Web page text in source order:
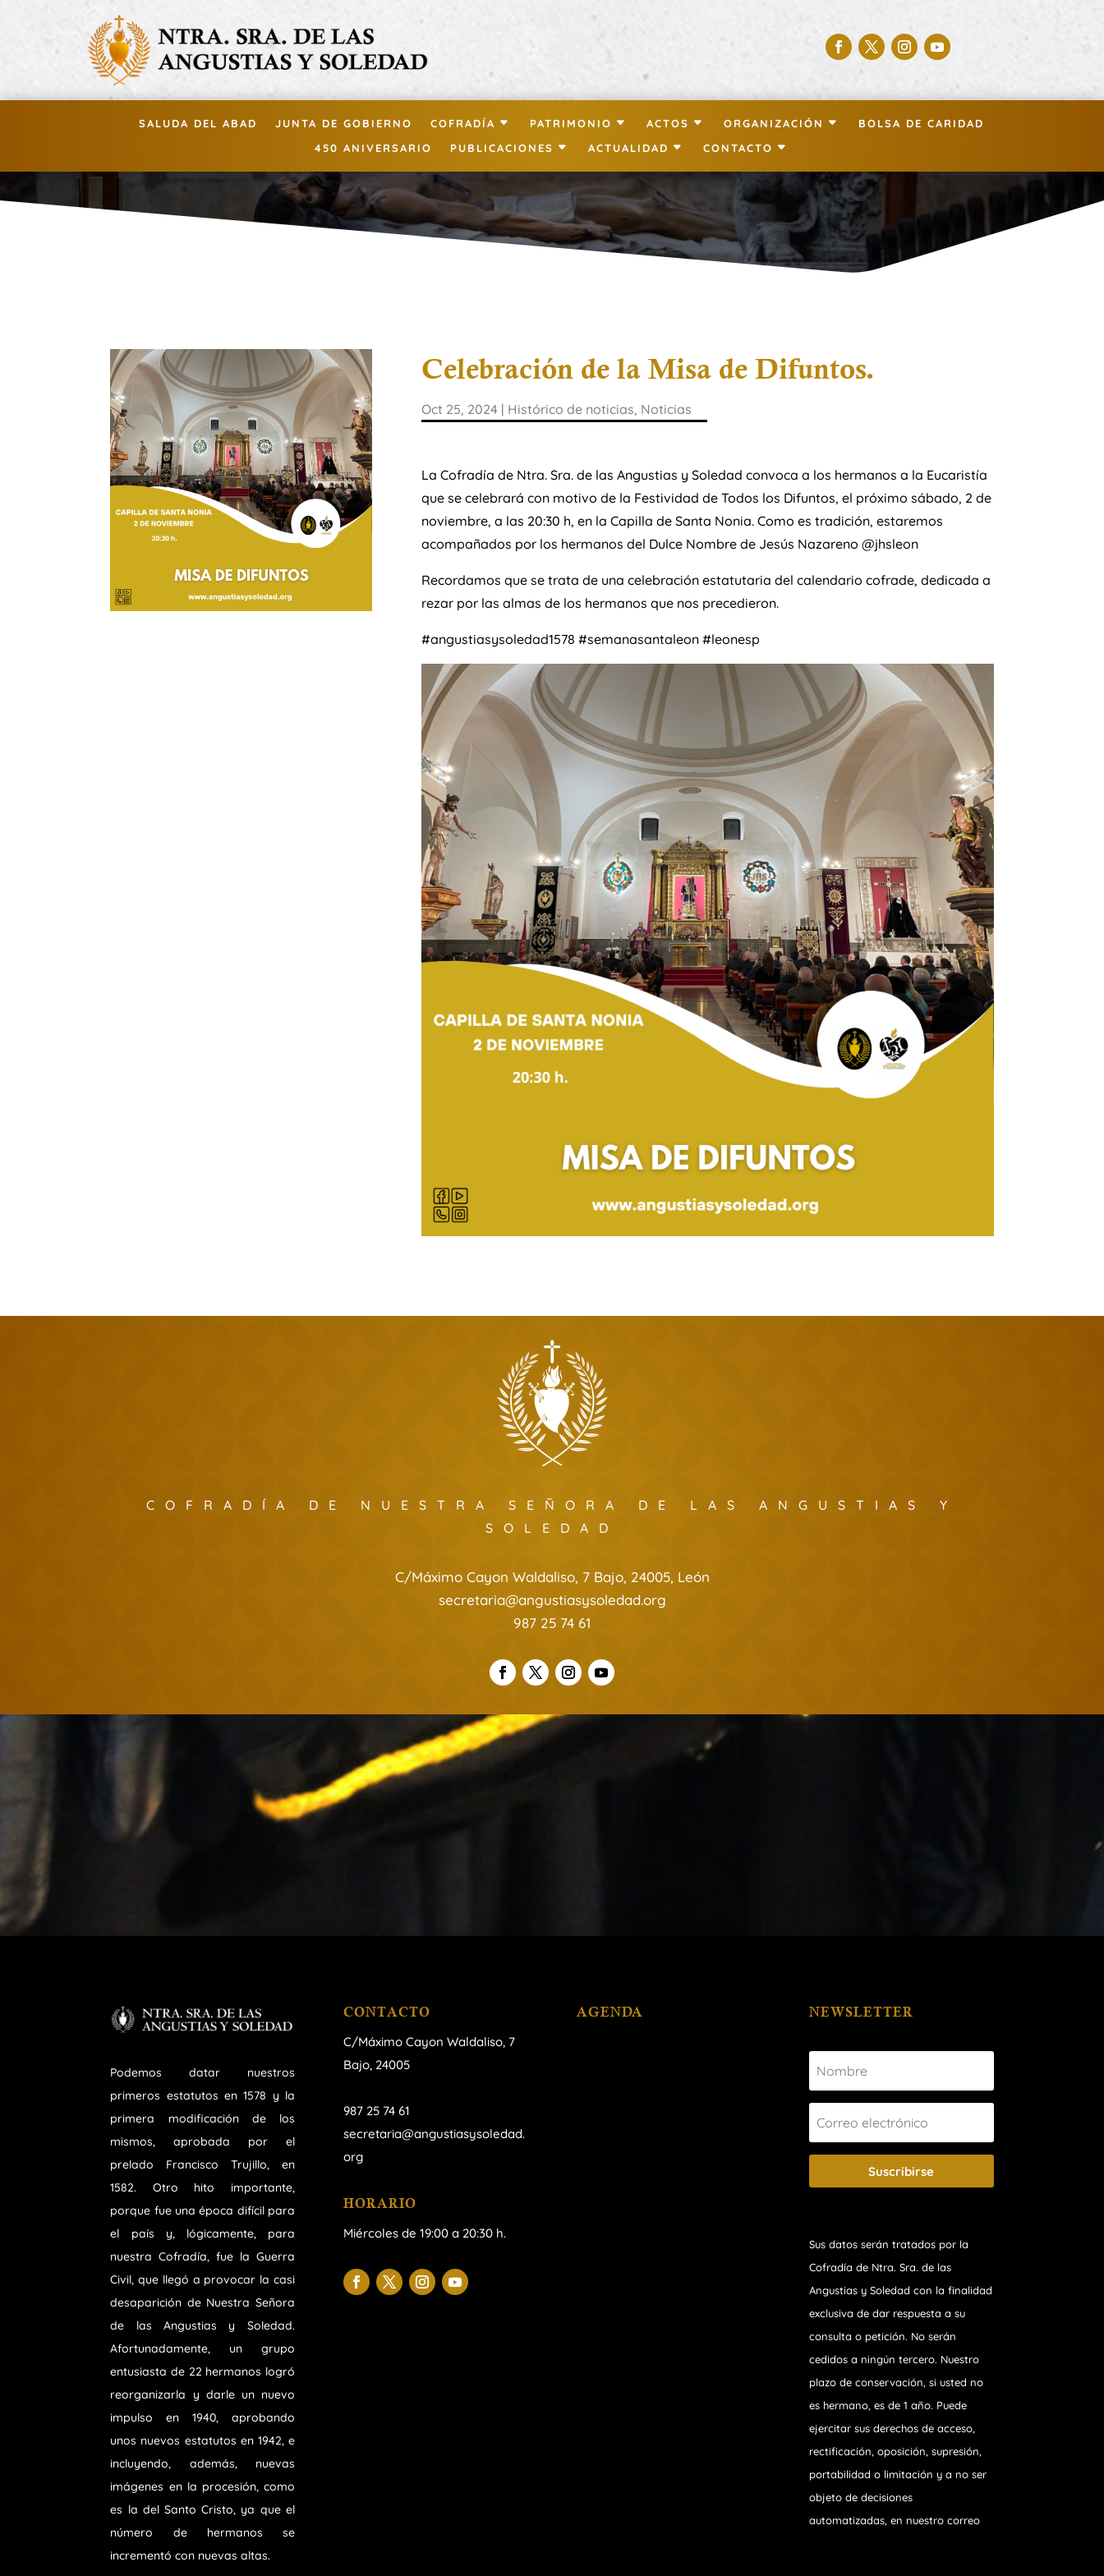
SALUDA DEL ABAD JUNTA DE GOBIERNO COFRADÍA PATRIMONIO ACTOS ORGANIZACIÓN
BOLSA DE CARIDAD
450 ANIVERSARIO
PUBLICACIONES ACTUALIDAD CONTACTO
Celebración de la Misa de Difuntos.
Oct 25, 2024 | Histórico de noticias, Noticias
La Cofradía de Ntra. Sra. de las Angustias y Soledad convoca a los hermanos a la Eucaristía
que se celebrará con motivo de la Festividad de Todos los Difuntos, el próximo sábado, 2 de
noviembre, a las 20:30 h, en la Capilla de Santa Nonia. Como es tradición, estaremos
acompañados por los hermanos del Dulce Nombre de Jesús Nazareno @jhsleon
Recordamos que se trata de una celebración estatutaria del calendario cofrade, dedicada a
rezar por las almas de los hermanos que nos precedieron.
#angustiasysoledad1578 #semanasantaleon #leonesp
COFRADÍA DE NUESTRA SEÑORA DE LAS ANGUSTIAS Y
SOLEDAD
C/Máximo Cayon Waldaliso, 7 Bajo, 24005, León
secretaria@angustiasysoledad.org
987 25 74 61
Podemos datar nuestros
primeros estatutos en 1578 y la
primera modificación de los
mismos, aprobada por el
prelado Francisco Trujillo, en
1582. Otro hito importante,
porque fue una época difícil para
el país y, lógicamente, para
nuestra Cofradía, fue la Guerra
Civil, que llegó a provocar la casi
desaparición de Nuestra Señora
de las Angustias y Soledad.
Afortunadamente, un grupo
entusiasta de 22 hermanos logró
reorganizarla y darle un nuevo
impulso en 1940, aprobando
unos nuevos estatutos en 1942, e
incluyendo, además, nuevas
imágenes en la procesión, como
es la del Santo Cristo, ya que el
número de hermanos se
incrementó con nuevas altas.
CONTACTO
C/Máximo Cayon Waldaliso, 7
Bajo, 24005
987 25 74 61
secretaria@angustiasysoledad.
org
HORARIO
Miércoles de 19:00 a 20:30 h.
AGENDA NEWSLETTER
Suscribirse
Sus datos serán tratados por la
Cofradía de Ntra. Sra. de las
Angustias y Soledad con la finalidad
exclusiva de dar respuesta a su
consulta o petición. No serán
cedidos a ningún tercero. Nuestro
plazo de conservación, si usted no
es hermano, es de 1 año. Puede
ejercitar sus derechos de acceso,
rectificación, oposición, supresión,
portabilidad o limitación y a no ser
objeto de decisiones
automatizadas, en nuestro correo